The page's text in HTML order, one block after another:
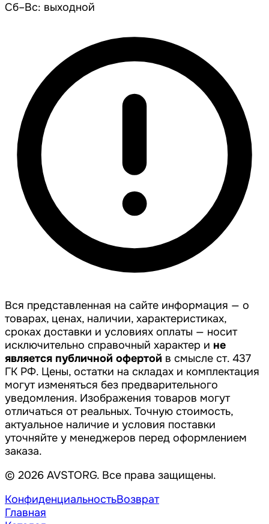
Сб–Вс: выходной
Вся представленная на сайте информация — о
товарах, ценах, наличии, характеристиках,
сроках доставки и условиях оплаты — носит
исключительно справочный характер и не
является публичной офертой в смысле ст. 437
ГК РФ. Цены, остатки на складах и комплектация
могут изменяться без предварительного
уведомления. Изображения товаров могут
отличаться от реальных. Точную стоимость,
актуальное наличие и условия поставки
уточняйте у менеджеров перед оформлением
заказа.
© 2026 AVSTORG. Все права защищены.
КонфиденциальностьВозврат
Главная